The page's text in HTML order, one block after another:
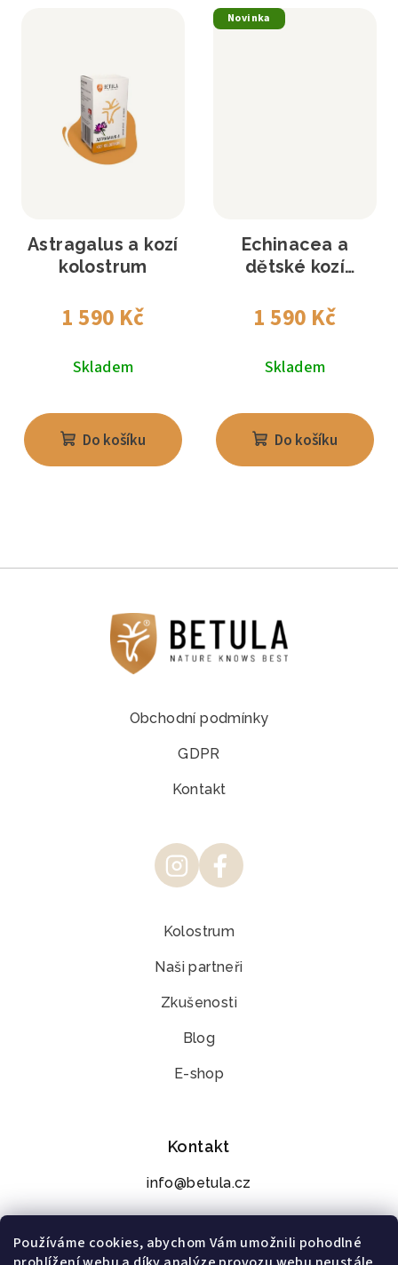
Používáme cookies, abychom Vám umožnili pohodlné
Astragalus a kozí
kolostrum
1 590 Kč
Skladem
Do košíku
Novinka
Echinacea a
dětské kozí
1 590 Kč
Skladem
Do košíku
Obchodní podmínky
GDPR
Kontakt
Kolostrum
Naši partneři
Zkušenosti
Blog
E-shop
Kontakt
info@betula.cz
+420 776 273 392